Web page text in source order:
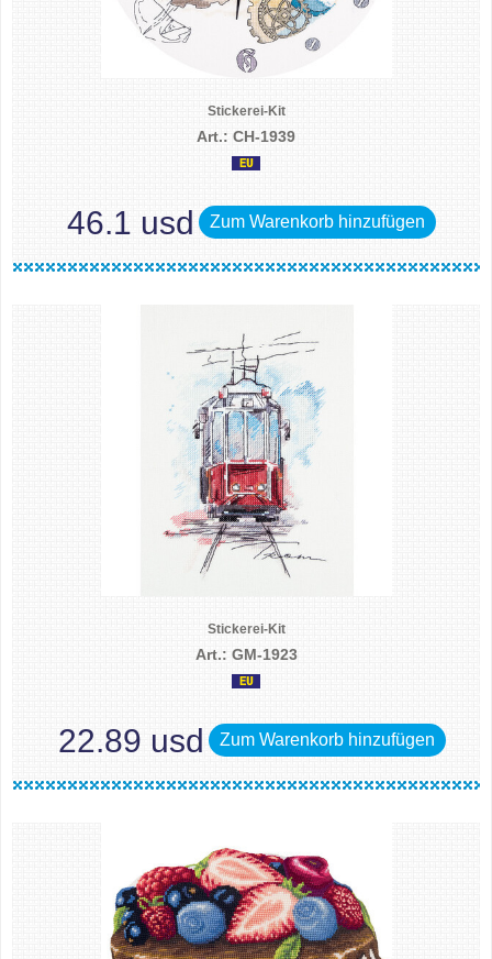
Stickerei-Kit
Art.: CH-1939
46.1 usd Zum Warenkorb hinzufügen
Stickerei-Kit
Art.: GM-1923
22.89 usd Zum Warenkorb hinzufügen